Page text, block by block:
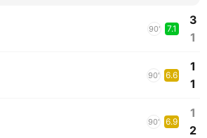
90' 7.1
3
1
90' 6.6
1
1
90' 6.9
1
2